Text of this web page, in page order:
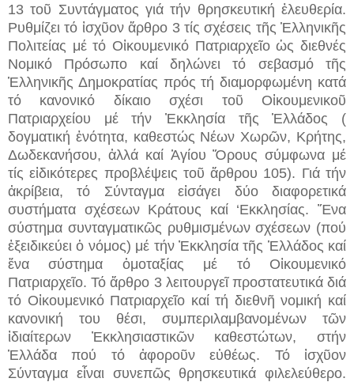
13 τοῦ Συντάγματος γιά τήν θρησκευτική ἐλευθερία.
Ρυθμίζει τό ἰσχῦον ἄρθρο 3 τίς σχέσεις τῆς Ἑλληνικῆς
Πολιτείας μέ τό Οἰκουμενικό Πατριαρχεῖο ὡς διεθνές
Νομικό Πρόσωπο καί δηλώνει τό σεβασμό τῆς
Ἑλληνικῆς Δημοκρατίας πρός τή διαμορφωμένη κατά
τό κανονικό δίκαιο σχέσι τοῦ Οἰκουμενικοῦ
Πατριαρχείου μέ τήν Ἐκκλησία τῆς Ἑλλάδος (
δογματική ἑνότητα, καθεστώς Νέων Χωρῶν, Κρήτης,
Δωδεκανήσου, ἀλλά καί Ἁγίου Ὅρους σύμφωνα μέ
τίς εἰδικότερες προβλέψεις τοῦ ἄρθρου 105). Γιά τήν
ἀκρίβεια, τό Σύνταγμα εἰσάγει δύο διαφορετικά
συστήματα σχέσεων Kράτους καί ‘Eκκλησίας. Ἕνα
σύστημα συνταγματικῶς ρυθμισμένων σχέσεων (πού
ἐξειδικεύει ὁ νόμος) μέ τήν Ἐκκλησία τῆς Ἑλλάδος καί
ἕνα σύστημα ὁμοταξίας μέ τό Οἰκουμενικό
Πατριαρχεῖο. Τό ἄρθρο 3 λειτουργεῖ προστατευτικά διά
τό Οἰκουμενικό Πατριαρχεῖο καί τή διεθνῆ νομική καί
κανονική του θέσι, συμπεριλαμβανομένων τῶν
ἰδιαίτερων Ἐκκλησιαστικῶν καθεστώτων, στήν
Ἑλλάδα πού τό ἀφοροῦν εὐθέως. Τό ἰσχῦον
Σύνταγμα εἶναι συνεπῶς θρησκευτικά φιλελεύθερο.